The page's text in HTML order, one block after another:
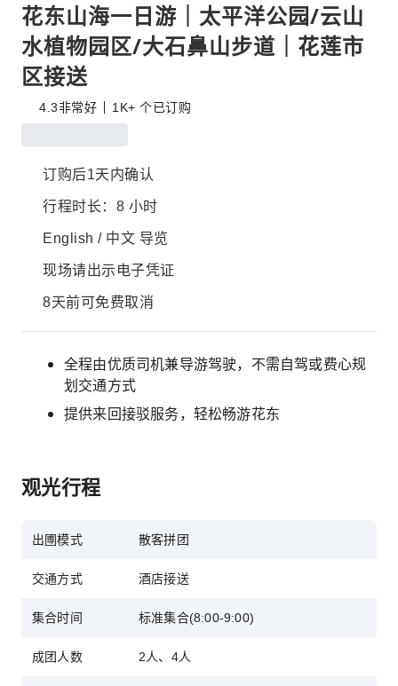
花东山海一日游｜太平洋公园/云山
水植物园区/大石鼻山步道｜花莲市
区接送
4.3非常好 1K+ 个已订购
订购后1天内确认
行程时长：8 小时
English / 中文 导览
现场请出示电子凭证
8天前可免费取消
全程由优质司机兼导游驾驶，不需自驾或费心规
划交通方式
提供来回接驳服务，轻松畅游花东
观光行程
出圑模式 散客拼团
交通方式 酒店接送
集合时间 标准集合(8:00-9:00)
成团人数 2人、4人